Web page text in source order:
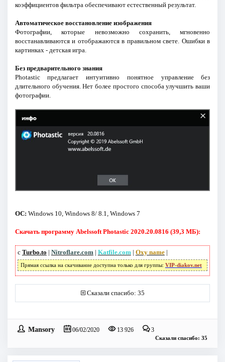
коэффициентов фильтра обеспечивают естественный результат.
Автоматическое восстановление изображения
Фотографии, которые невозможно сохранить, мгновенно
восстанавливаются и отображаются в правильном свете. Ошибки в
картинках - детская игра.
Без предварительного знания
Photastic предлагает интуитивно понятное управление без
длительного обучения. Нет более простого способа улучшить ваши
фотографии.
ОС: Windows 10, Windows 8/ 8.1, Windows 7
Скачать программу Abelssoft Photastic 2020.20.0816 (39,3 МБ):
с Turbo.to | Nitroflare.com| Katfile.com| Oxy name|
Прямая ссылка на скачивание доступна только для группы: VIP-diakov.net
Сказали спасибо: 35
Mansory 06/02/2020 13 926 3
Сказали спасибо: 35